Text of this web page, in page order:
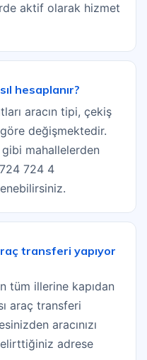
aktif olarak hizmet
hesaplanır?
aracın tipi, çekiş
değişmektedir.
gibi mahallelerden
724 4
transferi yapıyor
tüm illerine kapıdan
araç transferi
aracınızı
adrese